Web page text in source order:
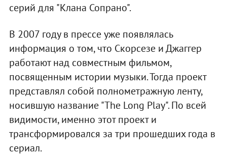
серий для "Клана Сопрано".
В 2007 году в прессе уже появлялась
информация о том, что Скорсезе и Джаггер
работают над совместным фильмом,
посвященным истории музыки. Тогда проект
представлял собой полнометражную ленту,
носившую название "The Long Play". По всей
видимости, именно этот проект и
трансформировался за три прошедших года в
сериал.